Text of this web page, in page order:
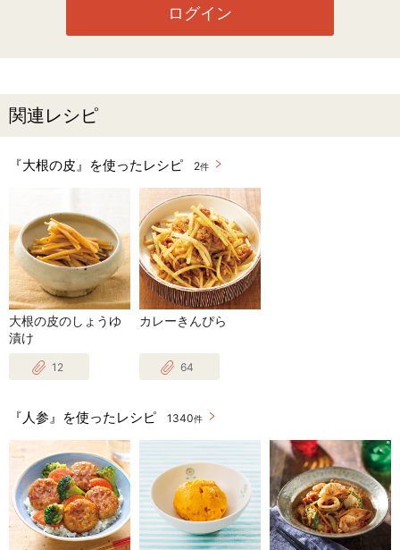
ログイン
関連レシピ
『大根の皮』を使ったレシピ 2件
大根の皮のしょうゆ
漬け
12
カレーきんぴら
64
『人参』を使ったレシピ 1340件